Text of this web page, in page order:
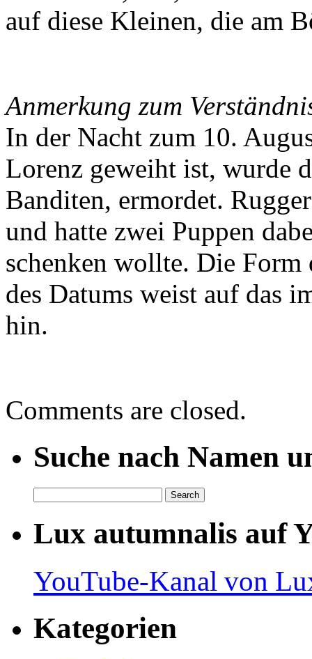
auf diese Kleinen, die am
Anmerkung zum
In der Nacht zum 10.
Lorenz geweiht ist, wurde
Banditen, ermordet.
und hatte zwei Puppen
schenken wollte. Die Form
des Datums weist auf das
hin.
Comments are closed.
Suche nach Namen
Lux autumnalis auf
YouTube-Kanal von
Kategorien